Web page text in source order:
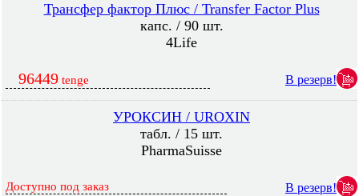
Трансфер фактор Плюс / Transfer Factor Plus
капс. / 90 шт.
4Life
96449 tenge В резерв!
УРОКСИН / UROXIN
табл. / 15 шт.
PharmaSuisse
Доступно под заказ В резерв!